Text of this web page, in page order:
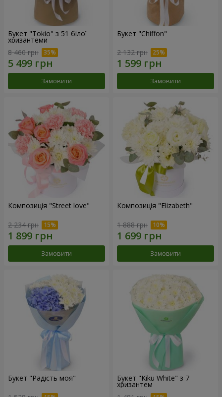
Букет "Tokio" з 51 білої
хризантеми
8 460 грн
Замовити
Букет "Chiffon"
2 132 грн
Замовити
Композиція "Street love"
2 234 грн
Замовити
Композиція "Elizabeth"
1 888 грн
Замовити
Букет "Радість моя" Букет "Kiku White" з 7
хризантем